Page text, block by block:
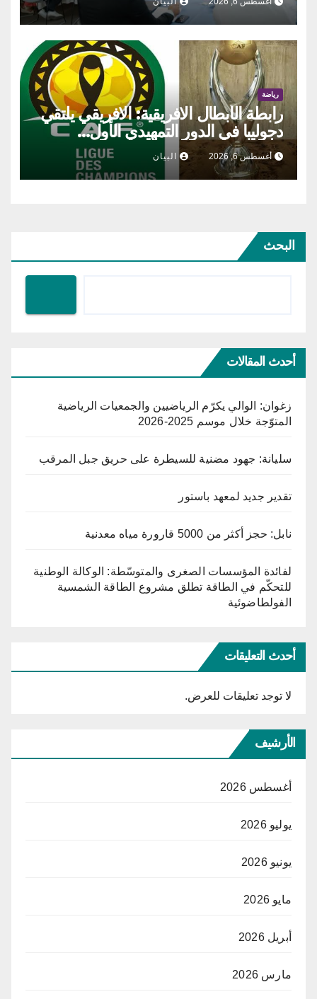
رياضة
رابطة الأبطال الافريقية: الافريقي يلتقي
دجوليبا في الدور التمهيدي الأول…
أغسطس 6, 2026 البيان
البحث
أحدث المقالات
زغوان: الوالي يكرّم الرياضيين والجمعيات الرياضية
المتوّجة خلال موسم 2025-2026
سليانة: جهود مضنية للسيطرة على حريق جبل المرقب
تقدير جديد لمعهد باستور
نابل: حجز أكثر من 5000 قارورة مياه معدنية
لفائدة المؤسسات الصغرى والمتوسّطة: الوكالة الوطنية
للتحكّم في الطاقة تطلق مشروع الطاقة الشمسية
الفولطاضوئية
أحدث التعليقات
لا توجد تعليقات للعرض.
الأرشيف
أغسطس 2026
يوليو 2026
يونيو 2026
مايو 2026
أبريل 2026
مارس 2026